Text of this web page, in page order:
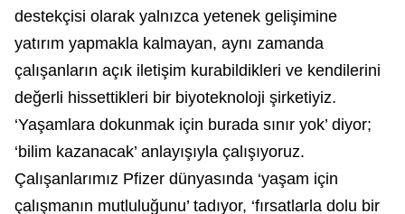
destekçisi olarak yalnızca yetenek gelişimine
yatırım yapmakla kalmayan, aynı zamanda
çalışanların açık iletişim kurabildikleri ve kendilerini
değerli hissettikleri bir biyoteknoloji şirketiyiz.
‘Yaşamlara dokunmak için burada sınır yok’ diyor;
‘bilim kazanacak’ anlayışıyla çalışıyoruz.
Çalışanlarımız Pfizer dünyasında ‘yaşam için
çalışmanın mutluluğunu’ tadıyor, ‘fırsatlarla dolu bir